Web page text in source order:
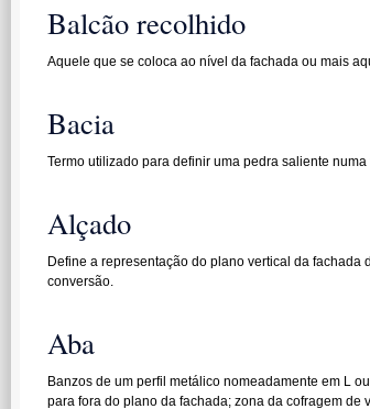
Balcão recolhido
Aquele que se coloca ao nível da fachada ou mais
Bacia
Termo utilizado para definir uma pedra saliente
Alçado
Define a representação do plano vertical da
conversão.
Aba
Banzos de um perfil metálico nomeadamente em L
para fora do plano da fachada; zona da cofragem